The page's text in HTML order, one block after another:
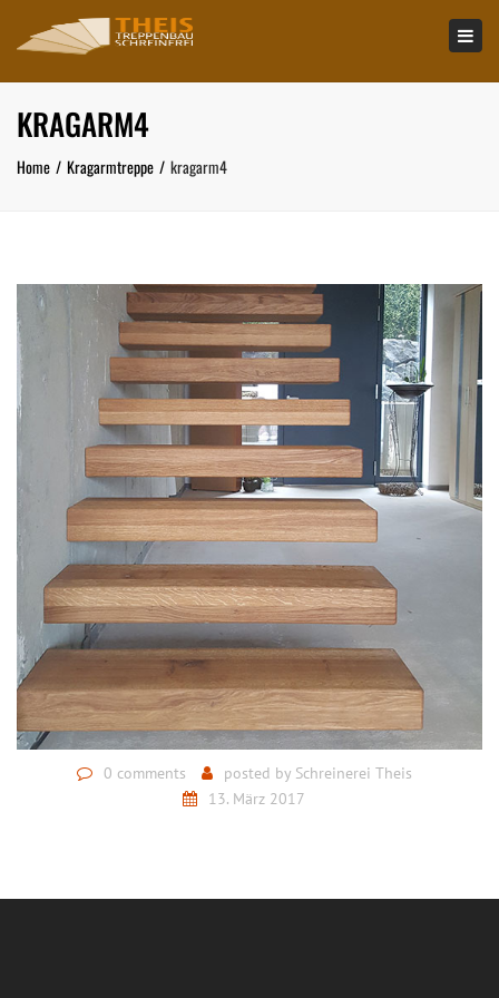
KRAGARM4
Home Kragarmtreppe kragarm4
0 comments posted by Schreinerei Theis
13. März 2017